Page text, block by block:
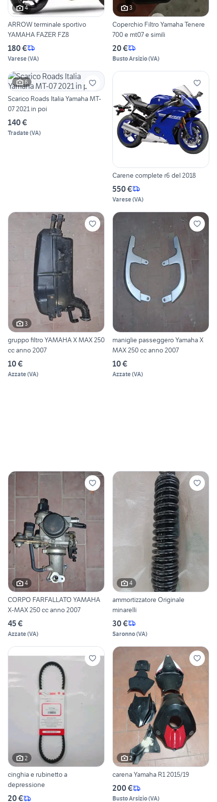
4
ARROW terminale sportivo
YAMAHA FAZER FZ8
180 €
Varese(VA)
3
Coperchio Filtro Yamaha Tenere
700 e mt07 e simili
20 €
Busto Arsizio(VA)
6
Scarico Roads Italia Yamaha MT-
07 2021 in poi
140 €
Tradate(VA)
Carene complete r6 del 2018
550 €
Varese(VA)
3
gruppo filtro YAMAHA X MAX 250
cc anno 2007
10 €
Azzate(VA)
maniglie passeggero Yamaha X
MAX 250 cc anno 2007
10 €
Azzate(VA)
4
CORPO FARFALLATO YAMAHA
X-MAX 250 cc anno 2007
45 €
Azzate(VA)
4
ammortizzatore Originale
minarelli
30 €
Saronno(VA)
2
cinghia e rubinetto a
depressione
20 €
2
carena Yamaha R1 2015/19
200 €
Busto Arsizio(VA)